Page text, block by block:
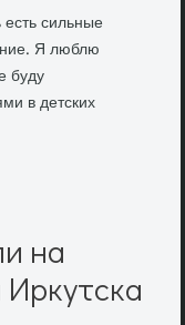
есть сильные
Я люблю
буду
в детских
на